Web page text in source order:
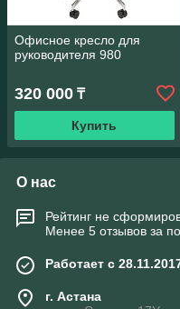
Офисное кресло для
руководителя 980
320 000 ₸
Купить
О нас
Рейтинг не
Менее 5 отзывов за
Работает с
г. Астана